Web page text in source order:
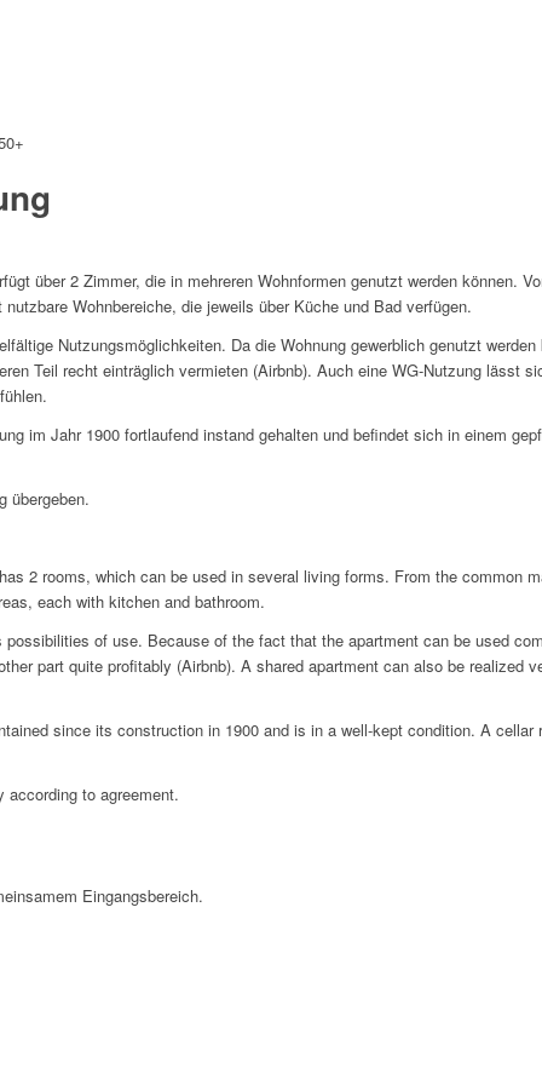
über 2 Zimmer, die in mehreren Wohnformen genutzt werden können.
Wohnbereiche, die jeweils über Küche und Bad verfügen.
Nutzungsmöglichkeiten. Da die Wohnung gewerblich genutzt
Teil recht einträglich vermieten (Airbnb). Auch eine WG-Nutzung lässt
im Jahr 1900 fortlaufend instand gehalten und befindet sich in einem
übergeben.
2 rooms, which can be used in several living forms. From the common
each with kitchen and bathroom.
possibilities of use. Because of the fact that the apartment can be used
part quite profitably (Airbnb). A shared apartment can also be realized
since its construction in 1900 and is in a well-kept condition. A
according to agreement.
Eingangsbereich.